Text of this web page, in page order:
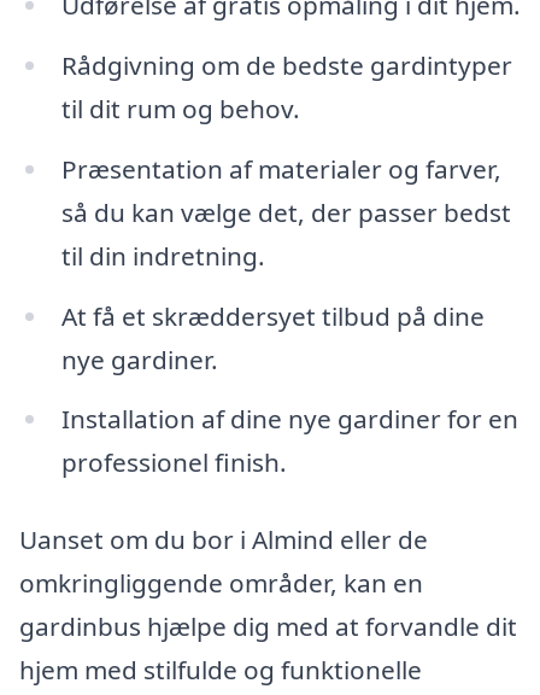
Rådgivning om de bedste gardintyper
til dit rum og behov.
Præsentation af materialer og farver,
så du kan vælge det, der passer bedst
til din indretning.
At få et skræddersyet tilbud på dine
nye gardiner.
Installation af dine nye gardiner for en
professionel finish.
Uanset om du bor i Almind eller de
omkringliggende områder, kan en
gardinbus hjælpe dig med at forvandle dit
hjem med stilfulde og funktionelle